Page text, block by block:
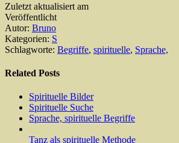
Zuletzt aktualisiert am
Veröffentlicht
Autor: Bruno
Kategorien: S
Schlagworte: Begriffe, spirituelle, Sprache,
Related Posts
Spirituelle Bilder
Spirituelle Suche
Sprache, spirituelle Begriffe
Tanz als spirituelle Methode